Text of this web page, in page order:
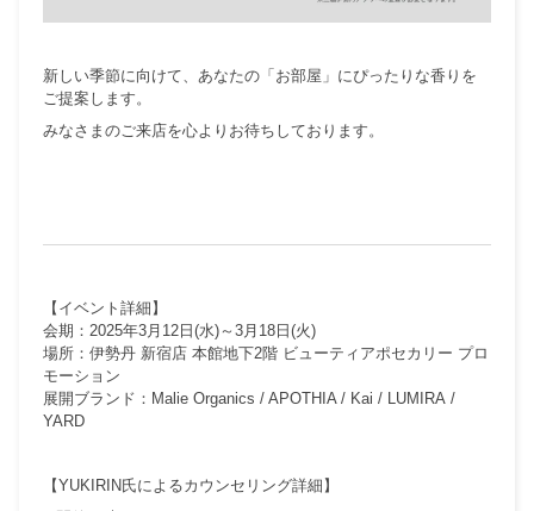
新しい季節に向けて、あなたの「お部屋」にぴったりな香りを
ご提案します。
みなさまのご来店を心よりお待ちしております。
【イベント詳細】
会期： 2025年3月 12 日 (水)～ 3月 18 日 (火)
場所：伊勢丹 新宿店 本館地下2階 ビューティアポセカリー プロ
モーション
展開ブランド： Malie Organics / APOTHIA / Kai / LUMIRA /
YARD
【YUKIRIN氏によるカウンセリング詳細】